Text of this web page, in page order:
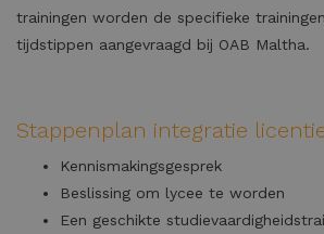
trainingen worden de specifieke
tijdstippen aangevraagd bij OAB Maltha.
Stappenplan integratie
Kennismakingsgesprek
Beslissing om lycee te worden
Een geschikte